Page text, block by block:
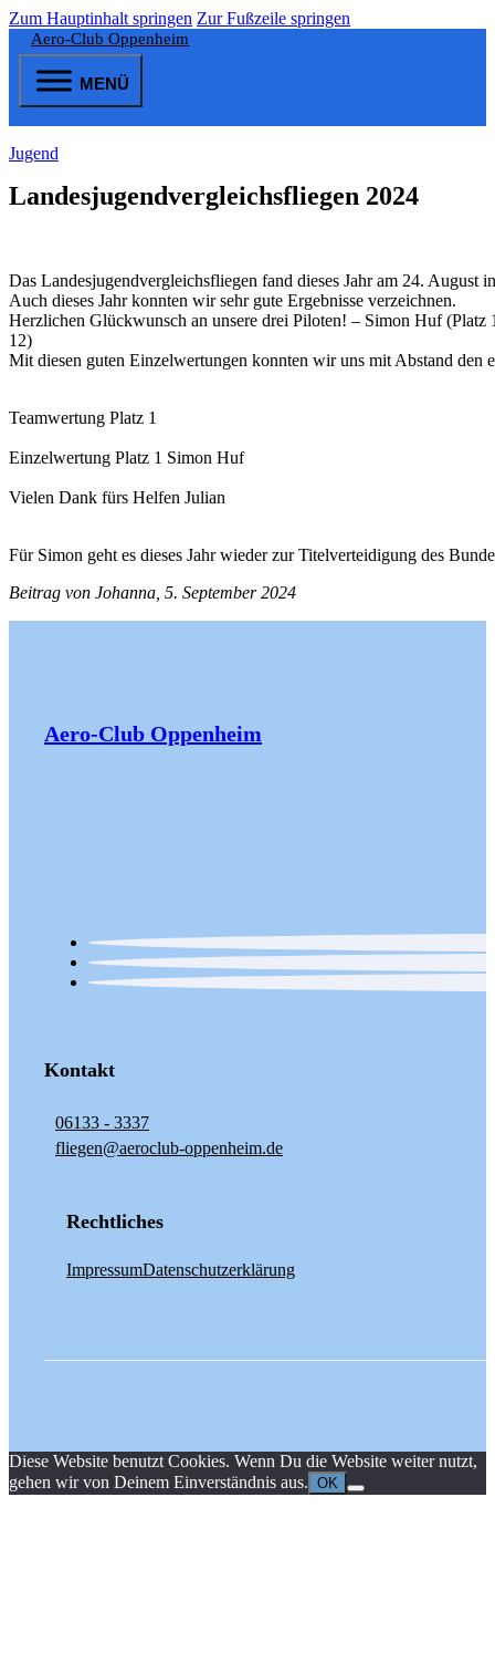
Zum Hauptinhalt springen Zur Fußzeile springen
Aero-Club Oppenheim
MENÜ
Jugend
Landesjugendvergleichsfliegen 2024
Das Landesjugendvergleichsfliegen fand dieses Jahr am 24. August
Auch dieses Jahr konnten wir sehr gute Ergebnisse verzeichnen.
Herzlichen Glückwunsch an unsere drei Piloten! – Simon Huf
12)
Mit diesen guten Einzelwertungen konnten wir uns mit Abstand den
Teamwertung Platz 1
Einzelwertung Platz 1 Simon Huf
Vielen Dank fürs Helfen Julian
Für Simon geht es dieses Jahr wieder zur Titelverteidigung des
Beitrag von Johanna, 5. September 2024
Aero-Club Oppenheim
Kontakt
06133 - 3337
fliegen@aeroclub-oppenheim.de
Rechtliches
ImpressumDatenschutzerklärung
Diese Website benutzt Cookies. Wenn Du die Website weiter nutzt,
gehen wir von Deinem Einverständnis aus. OK